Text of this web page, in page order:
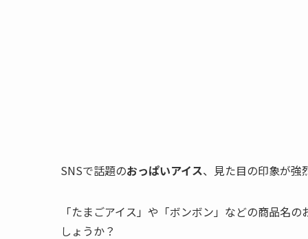
SNSで話題のおっぱいアイス、見た目の印象が強
「たまごアイス」や「ボンボン」などの商品名
しょうか？